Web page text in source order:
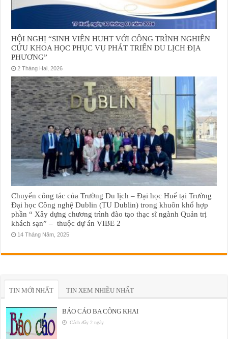
HỘI NGHỊ “SINH VIÊN HUHT VỚI CÔNG TRÌNH NGHIÊN
CỨU KHOA HỌC PHỤC VỤ PHÁT TRIỂN DU LỊCH ĐỊA
PHƯƠNG”
2 Tháng Hai, 2026
Chuyến công tác của Trường Du lịch – Đại học Huế tại Trường
Đại học Công nghệ Dublin (TU Dublin) trong khuôn khổ hợp
phần “ Xây dựng chương trình đào tạo thạc sĩ ngành Quản trị
khách sạn” – thuộc dự án VIBE 2
14 Tháng Năm, 2025
TIN MỚI NHẤT TIN XEM NHIỀU NHẤT
BÁO CÁO BA CÔNG KHAI
Cách đây 2 ngày